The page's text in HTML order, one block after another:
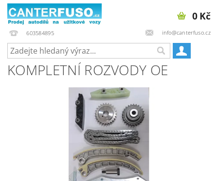
603584895 info@canterfuso.cz
0 Kč
KOMPLETNÍ ROZVODY OE